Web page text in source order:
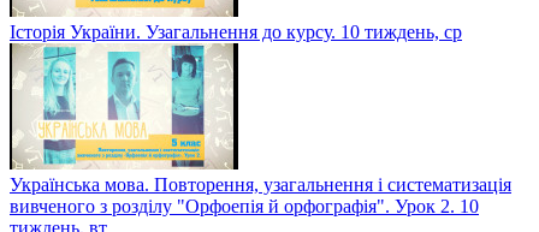
Історія України. Узагальнення до курсу. 10 тиждень, ср